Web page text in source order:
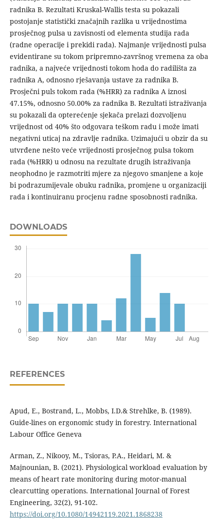
radnika B. Rezultati Kruskal-Wallis testa su pokazali
postojanje statistički značajnih razlika u vrijednostima
prosječnog pulsa u zavisnosti od elementa studija rada
(radne operacije i prekidi rada). Najmanje vrijednosti pulsa
evidentirane su tokom pripremno-završnog vremena za oba
radnika, a najveće vrijednosti tokom hoda do radilišta za
radnika A, odnosno rješavanja ustave za radnika B.
Prosječni puls tokom rada (%HRR) za radnika A iznosi
47.15%, odnosno 50.00% za radnika B. Rezultati istraživanja
su pokazali da opterećenje sjekača prelazi dozvoljenu
vrijednost od 40% što odgovara teškom radu i može imati
negativni uticaj na zdravlje radnika. Uzimajući u obzir da su
utvrđene nešto veće vrijednosti prosječnog pulsa tokom
rada (%HRR) u odnosu na rezultate drugih istraživanja
neophodno je razmotriti mjere za njegovo smanjene a koje
bi podrazumijevale obuku radnika, promjene u organizaciji
rada i kontinuiranu procjenu radne sposobnosti radnika.
DOWNLOADS
REFERENCES
Apud, E., Bostrand, L., Mobbs, I.D.& Strehlke, B. (1989).
Guide-lines on ergonomic study in forestry. International
Labour Office Geneva
Arman, Z., Nikooy, M., Tsioras, P.A., Heidari, M. &
Majnounian, B. (2021). Physiological workload evaluation by
means of heart rate monitoring during motor-manual
clearcutting operations. International Journal of Forest
Engineering, 32(2), 91-102.
https://doi.org/10.1080/14942119.2021.1868238